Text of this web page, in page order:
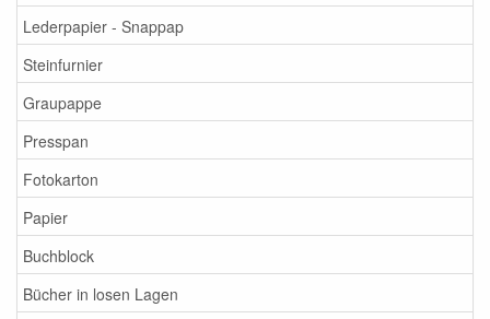
Lederpapier - Snappap
Steinfurnier
Graupappe
Presspan
Fotokarton
Papier
Buchblock
Bücher in losen Lagen